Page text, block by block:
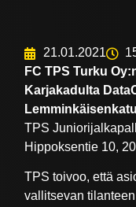
21.01.2021
FC TPS Turku
Karjakadulta
TPS
Hippoksentie 10,
TPS toivoo, että
vallitsevan